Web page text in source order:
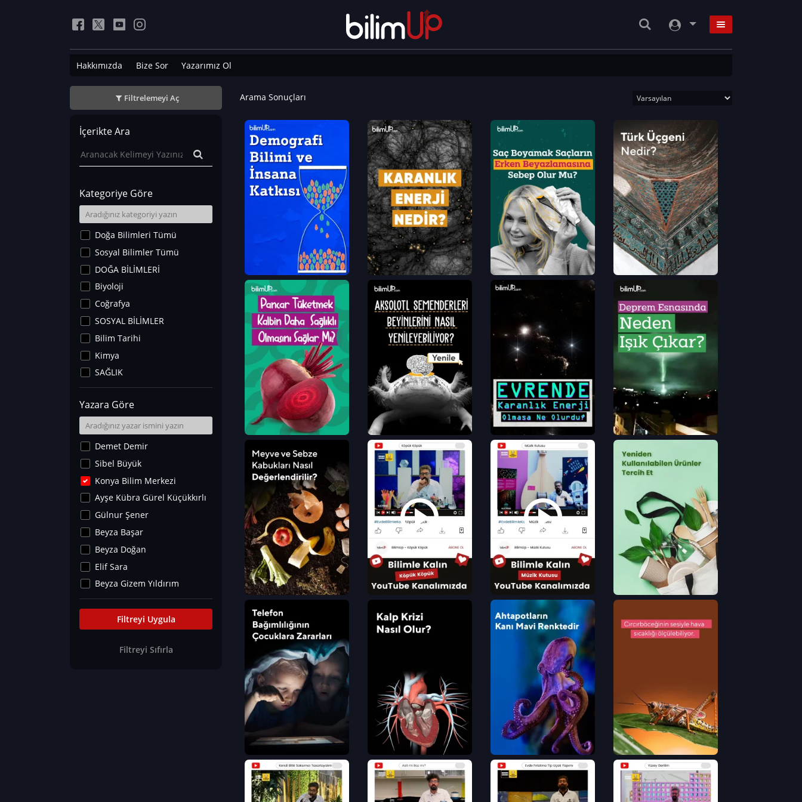
Hakkımızda Bize Sor Yazarımız Ol
Filtrelemeyi Aç
İçerikte Ara
Kategoriye Göre
Doğa Bilimleri Tümü
Sosyal Bilimler Tümü
DOĞA BİLİMLERİ
Biyoloji
Coğrafya
SOSYAL BİLİMLER
Bilim Tarihi
Kimya
SAĞLIK
Sanat Tarihi
Fizik
Yer Bilimleri
Astronomi ve Uzay
Noroloji
Matematik
Teknoloji
İklim Değişikliği
Arkeoloji
Kültür&Sanat
Yaşam Tavsiyeleri
Merakoloji
Eğitim Bilimleri
Yazara Göre
Demet Demir
Sibel Büyük
Konya Bilim Merkezi
Ayşe Kübra Gürel Küçükkırlı
Gülnur Şener
Beyza Başar
Beyza Doğan
Elif Sara
Beyza Gizem Yıldırım
İlknur İyigökler
Büşra Elif Kıvrak
Can TORUN
Filtreyi Uygula
Filtreyi Sıfırla
Arama Sonuçları